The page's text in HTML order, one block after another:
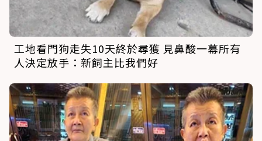
工地看門狗走失10天終於尋獲 見鼻酸一幕所有
人決定放手：新飼主比我們好